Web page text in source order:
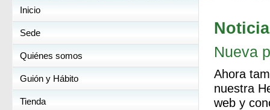
Inicio
Sede
Quiénes somos
Guión y Hábito
Tienda
Nueva
Ahora
nuestra
web y